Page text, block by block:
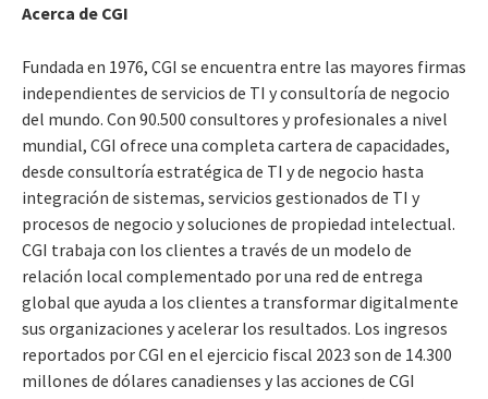
Acerca de CGI
Fundada en 1976, CGI se encuentra entre las mayores firmas
independientes de servicios de TI y consultoría de negocio
del mundo. Con 90.500 consultores y profesionales a nivel
mundial, CGI ofrece una completa cartera de capacidades,
desde consultoría estratégica de TI y de negocio hasta
integración de sistemas, servicios gestionados de TI y
procesos de negocio y soluciones de propiedad intelectual.
CGI trabaja con los clientes a través de un modelo de
relación local complementado por una red de entrega
global que ayuda a los clientes a transformar digitalmente
sus organizaciones y acelerar los resultados. Los ingresos
reportados por CGI en el ejercicio fiscal 2023 son de 14.300
millones de dólares canadienses y las acciones de CGI